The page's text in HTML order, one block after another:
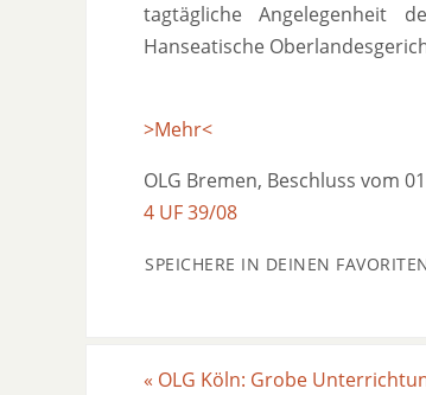
tagtägliche Angelegenheit
Hanseatische
>Mehr<
OLG Bremen, Beschluss vom
4 UF 39/08
SPEICHERE IN DEINEN
« OLG Köln: Grobe